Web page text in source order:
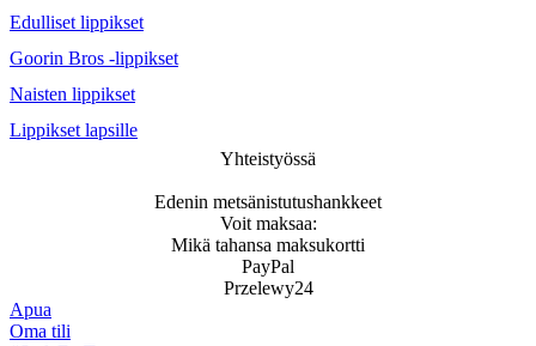
Edulliset lippikset
Goorin Bros -lippikset
Naisten lippikset
Lippikset lapsille
Yhteistyössä
Edenin metsänistutushankkeet
Voit maksaa:
Mikä tahansa maksukortti
PayPal
Przelewy24
Apua
Oma tili